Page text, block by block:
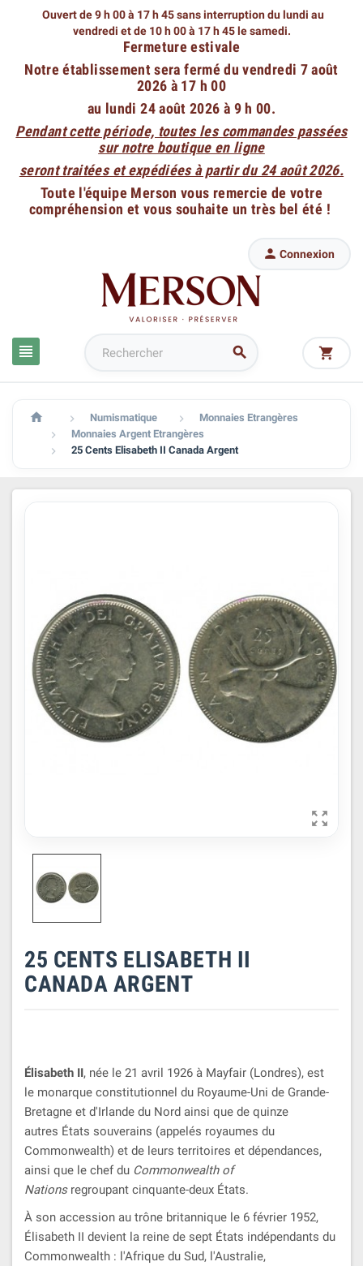
Ouvert de 9 h 00 à 17 h 45 sans interruption du lundi au
vendredi et de 10 h 00 à 17 h 45 le samedi.
Fermeture estivale
Notre établissement sera fermé du vendredi 7 août
2026 à 17 h 00
au lundi 24 août 2026 à 9 h 00.
Pendant cette période, toutes les commandes passées
sur notre boutique en ligne
seront traitées et expédiées à partir du 24 août 2026.
Toute l'équipe Merson vous remercie de votre
compréhension et vous souhaite un très bel été !
 
 Connexion

  Numismatique  Monnaies Etrangères
 Monnaies Argent Etrangères
 25 Cents Elisabeth II Canada Argent

25 CENTS ELISABETH II
CANADA ARGENT
Élisabeth II, née le 21 avril 1926 à Mayfair (Londres), est
le monarque constitutionnel du Royaume-Uni de Grande-
Bretagne et d'Irlande du Nord ainsi que de quinze
autres États souverains (appelés royaumes du
Commonwealth) et de leurs territoires et dépendances,
ainsi que le chef du Commonwealth of
Nationsregroupant cinquante-deux États.
À son accession au trône britannique le 6 février 1952,
Élisabeth II devient la reine de sept États indépendants du
Commonwealth : l'Afrique du Sud, l'Australie,